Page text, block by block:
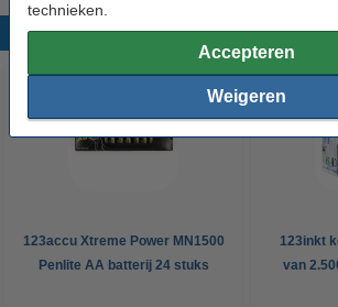
technieken.
Accepteren
Weigeren
Populaire producten
123accu Xtreme Power MN1500
Penlite AA batterij 24 stuks
123inkt
van